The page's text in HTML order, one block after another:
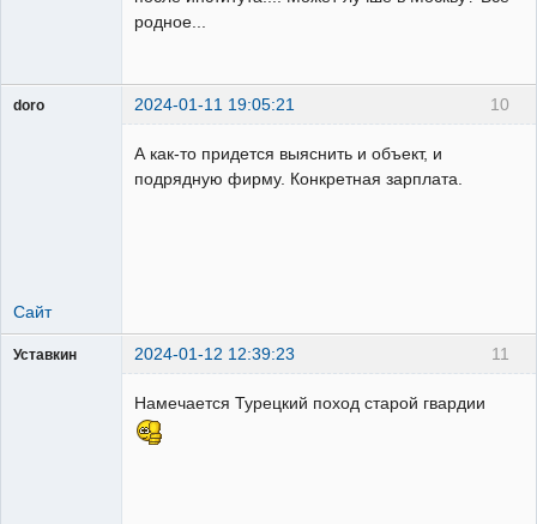
родное...
10
doro 2024-01-11 19:05:21
А как-то придется выяснить и объект, и
подрядную фирму. Конкретная зарплата.
Сайт
11
Уставкин 2024-01-12 12:39:23
Намечается Турецкий поход старой гвардии